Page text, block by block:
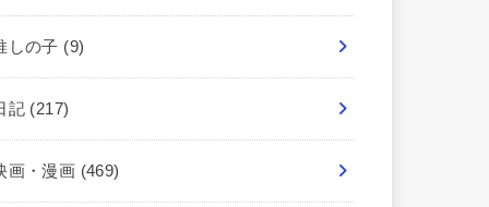
しの子 (9)
記 (217)
画・漫画 (469)